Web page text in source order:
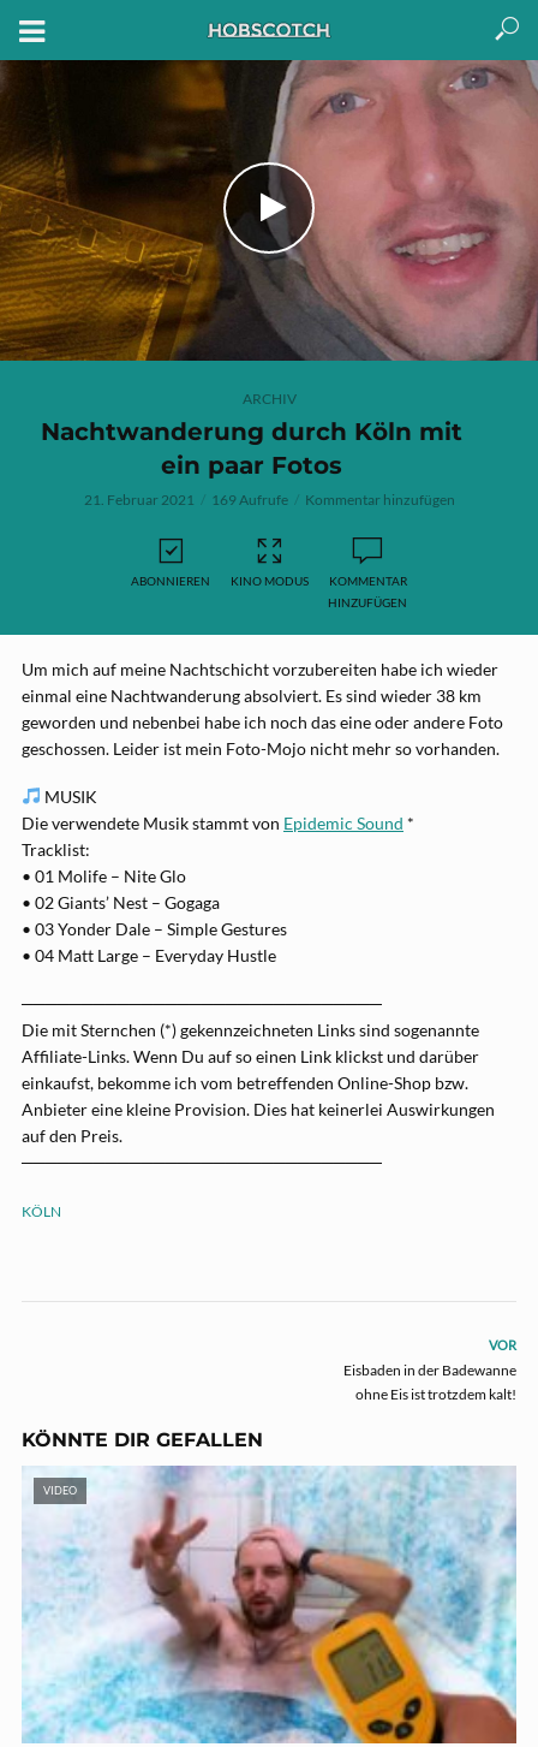
ARCHIV
Nachtwanderung durch Köln mit
ein paar Fotos
21. Februar 2021 169 Aufrufe Kommentar hinzufügen
ABONNIEREN KINO MODUS
KOMMENTAR
HINZUFÜGEN
Um mich auf meine Nachtschicht vorzubereiten habe ich wieder
einmal eine Nachtwanderung absolviert. Es sind wieder 38 km
geworden und nebenbei habe ich noch das eine oder andere Foto
geschossen. Leider ist mein Foto-Mojo nicht mehr so vorhanden.
MUSIK
Die verwendete Musik stammt von Epidemic Sound *
Tracklist:
• 01 Molife – Nite Glo
• 02 Giants’ Nest – Gogaga
• 03 Yonder Dale – Simple Gestures
• 04 Matt Large – Everyday Hustle
──────────────────────────────
Die mit Sternchen (*) gekennzeichneten Links sind sogenannte
Affiliate-Links. Wenn Du auf so einen Link klickst und darüber
einkaufst, bekomme ich vom betreffenden Online-Shop bzw.
Anbieter eine kleine Provision. Dies hat keinerlei Auswirkungen
auf den Preis.
──────────────────────────────
KÖLN
VOR
Eisbaden in der Badewanne
ohne Eis ist trotzdem kalt!
KÖNNTE DIR GEFALLEN
VIDEO